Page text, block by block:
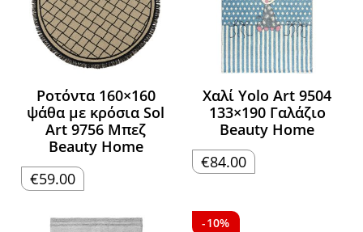
Ροτόντα 160×160
ψάθα με κρόσια Sol
Art 9756 Μπεζ
Beauty Home
€59.00
Χαλί Yolo Art 9504
133×190 Γαλάζιο
Beauty Home
€84.00
-10%